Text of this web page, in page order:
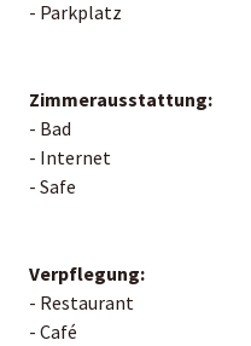
- Parkplatz
Zimmerausstattung:
- Bad
- Internet
- Safe
Verpflegung:
- Restaurant
- Café